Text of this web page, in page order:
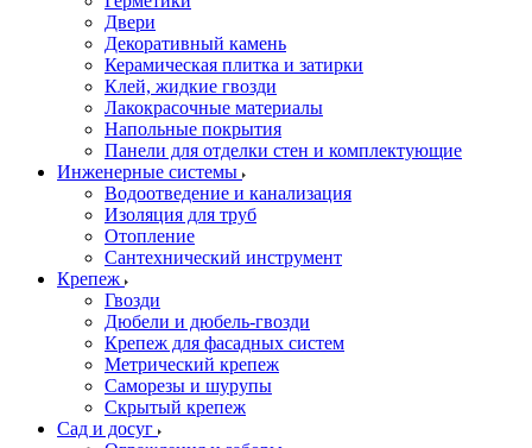
Двери
Декоративный камень
Керамическая плитка и затирки
Клей, жидкие гвозди
Лакокрасочные материалы
Напольные покрытия
Панели для отделки стен и комплектующие
Инженерные системы
Водоотведение и канализация
Изоляция для труб
Отопление
Сантехнический инструмент
Крепеж
Гвозди
Дюбели и дюбель-гвозди
Крепеж для фасадных систем
Метрический крепеж
Саморезы и шурупы
Скрытый крепеж
Сад и досуг